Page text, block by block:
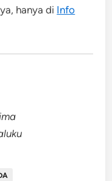
hanya di Info